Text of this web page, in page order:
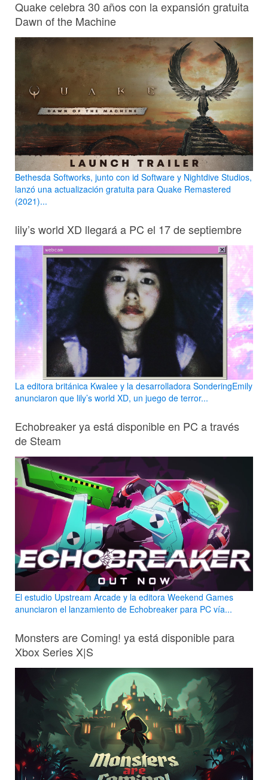
Quake celebra 30 años con la expansión gratuita
Dawn of the Machine
Bethesda Softworks, junto con id Software y Nightdive Studios,
lanzó una actualización gratuita para Quake Remastered
(2021)...
lily’s world XD llegará a PC el 17 de septiembre
La editora británica Kwalee y la desarrolladora SonderingEmily
anunciaron que lily’s world XD, un juego de terror...
Echobreaker ya está disponible en PC a través
de Steam
El estudio Upstream Arcade y la editora Weekend Games
anunciaron el lanzamiento de Echobreaker para PC vía...
Monsters are Coming! ya está disponible para
Xbox Series X|S